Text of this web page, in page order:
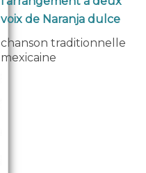
voix de Naranja dulce
chanson traditionnelle
mexicaine